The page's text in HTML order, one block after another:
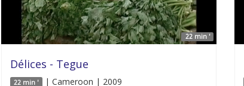
22 min '
Délices - Tegue
22 min ' | Cameroon | 2009